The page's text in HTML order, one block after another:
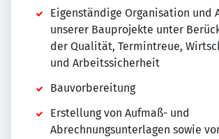
Eigenständige Organisation und
unserer Bauprojekte unter
der Qualität, Termintreue,
und Arbeitssicherheit
Bauvorbereitung
Erstellung von Aufmaß- und
Abrechnungsunterlagen sowie